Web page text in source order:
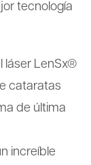
tecnología
láser LenSx®
cataratas
de última
increíble